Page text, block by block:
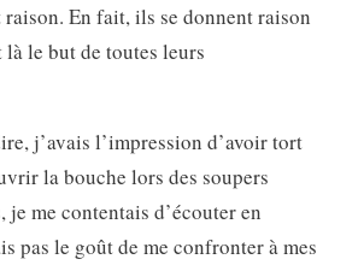
En fait, ils se donnent raison
là le but de toutes leurs
j’avais l’impression d’avoir tort
la bouche lors des soupers
me contentais d’écouter en
pas le goût de me confronter à mes